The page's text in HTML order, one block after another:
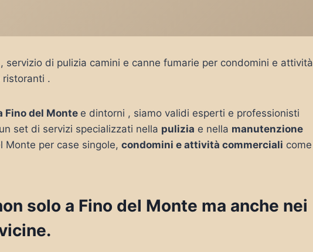
servizio di pulizia camini e canne fumarie per condomini e attività
ristoranti .
Fino del Monte e dintorni , siamo validi esperti e professionisti
set di servizi specializzati nella pulizia e nella manutenzione
Monte per case singole, condomini e attività commerciali come
solo a Fino del Monte ma anche nei